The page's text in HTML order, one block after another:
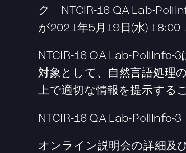
ク「NTCIR-16 QA Lab-
が2021年5月19日(水)
NTCIR-16 QA Lab-PoliInfo-
対象として、自然言語処理
上で適切な情報を提示する
NTCIR-16 QA Lab-PoliInfo-3
オンライン説明会の詳細及